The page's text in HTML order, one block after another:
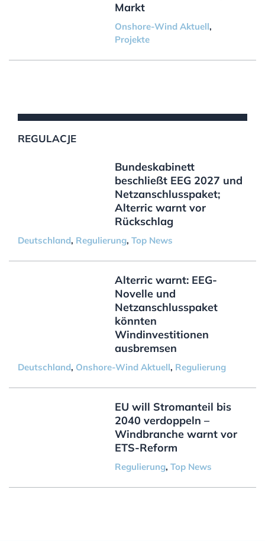
Markt
Onshore-Wind Aktuell,
Projekte
REGULACJE
Bundeskabinett
beschließt EEG 2027 und
Netzanschlusspaket;
Alterric warnt vor
Rückschlag
Deutschland, Regulierung, Top News
Alterric warnt: EEG-
Novelle und
Netzanschlusspaket
könnten
Windinvestitionen
ausbremsen
Deutschland, Onshore-Wind Aktuell, Regulierung
EU will Stromanteil bis
2040 verdoppeln –
Windbranche warnt vor
ETS-Reform
Regulierung, Top News